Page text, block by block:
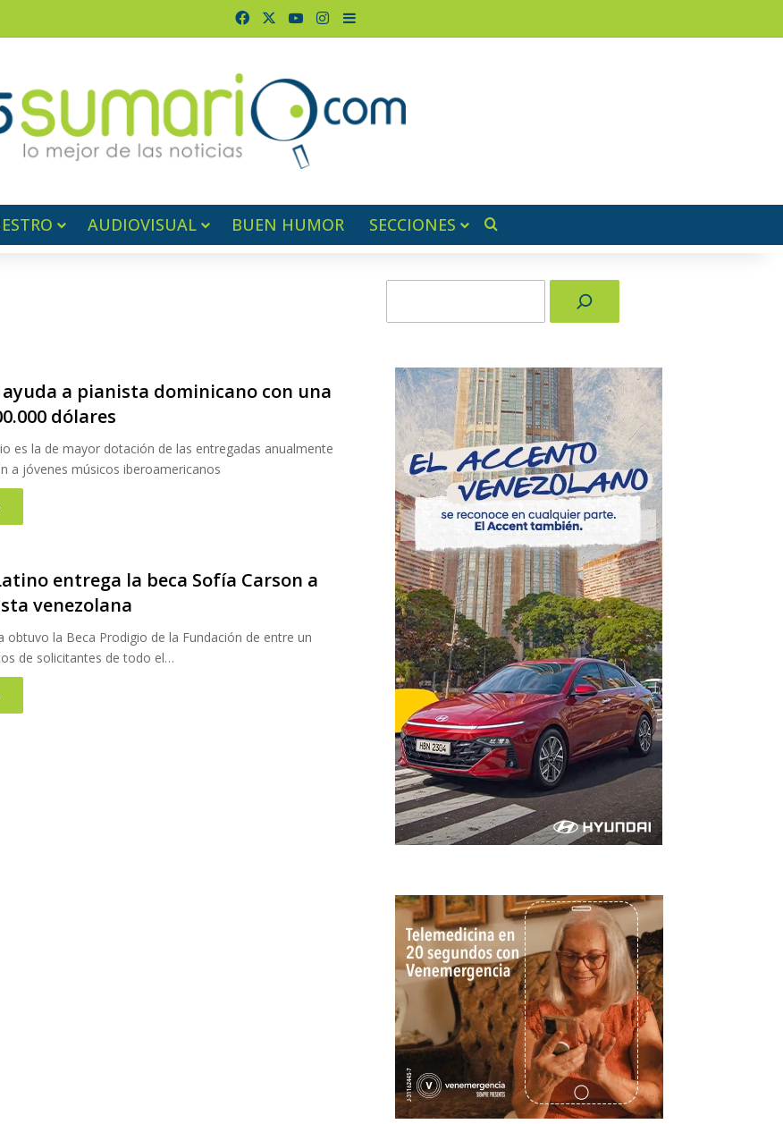
FacebookYouTubeInstagram
Barra lateral
AUDIOVISUAL BUEN HUMOR SECCIONES
ayuda a pianista dominicano con una
dólares
es la de mayor dotación de las entregadas anualmente
a jóvenes músicos iberoamericanos
entrega la beca Sofía Carson a
venezolana
obtuvo la Beca Prodigio de la Fundación de entre un
de solicitantes de todo el…